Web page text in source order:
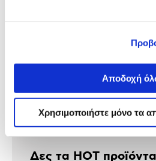
Αποδοχή
Χρησιμοποιήστε μόνο τα
Αξιολογήσεις
Αξιολογήσεις
Δες τα HOT